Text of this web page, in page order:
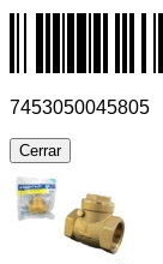
7453050045805
Cerrar